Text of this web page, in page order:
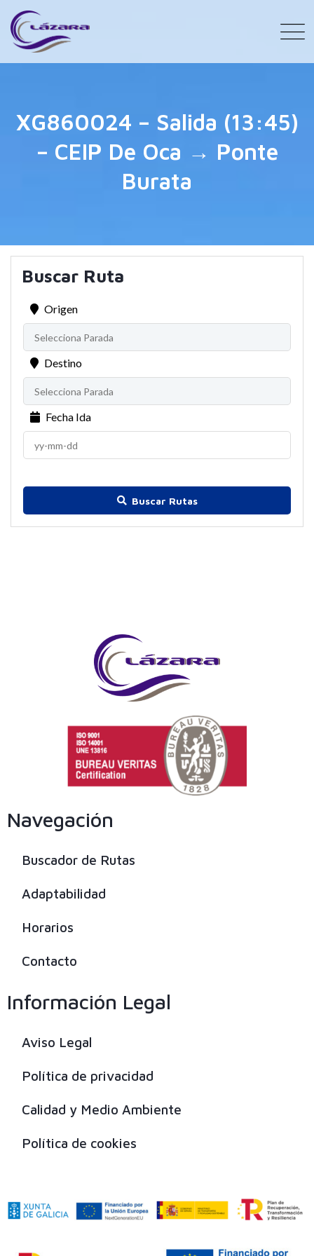
XG860024 – Salida (13:45)
– CEIP De Oca → Ponte
Burata
Buscar Ruta
Origen
Destino
Fecha Ida
Buscar Rutas
Navegación
Buscador de Rutas
Adaptabilidad
Horarios
Contacto
Información Legal
Aviso Legal
Política de privacidad
Calidad y Medio Ambiente
Política de cookies